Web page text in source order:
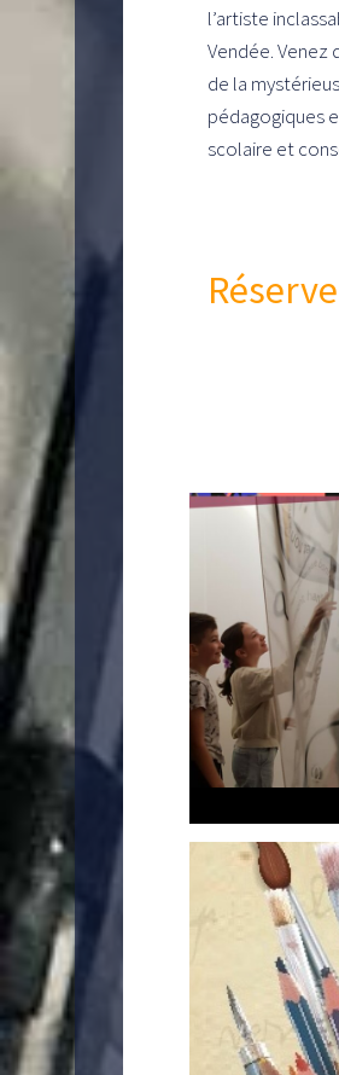
l’artiste
Vendée.
de la
pédagogiques
scolaire et